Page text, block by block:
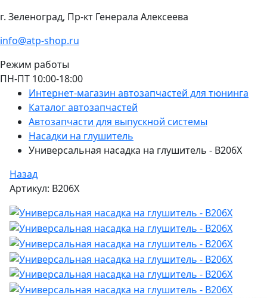
г. Зеленоград, Пр-кт Генерала Алексеева
info@atp-shop.ru
Режим работы
ПН-ПТ 10:00-18:00
Интернет-магазин автозапчастей для тюнинга
Каталог автозапчастей
Автозапчасти для выпускной системы
Насадки на глушитель
Универсальная насадка на глушитель - B206X
Назад
Артикул: B206X